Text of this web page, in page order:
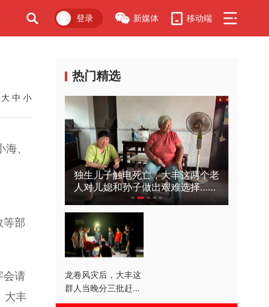
新媒体 移动端
登录
大 中 小
、
部
会请
大丰
热门精选
，12岁
独生儿子触电死亡，大丰这两个老
人对儿媳和孙子做出艰难选择……
龙卷风灾后，大丰这
群人当晚分三批赶赴
灾区